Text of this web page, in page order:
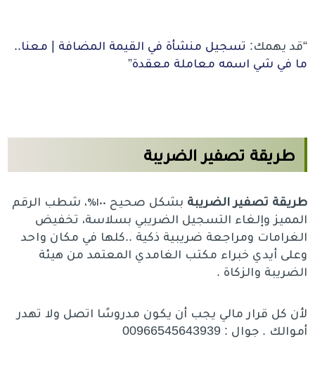
“قد يهمك: تسجيل منشأة في القيمة المضافة | معنا..
ما في شي اسمه معاملة معقدة”
طريقة تصفير الضريبة
طريقة تصفير الضريبة
بشكل صحيح ١٠٠٪، شطب الرقم
المميز وإلغاء التسجيل الضريبي بسلاسة، تخفيض
الغرامات ومراجعة ضريبية ذكية ..كلها في مكان واحد
وعلى أيدي خبراء مكتب الغامدي المعتمد من هيئة
الضريبة والزكاة .
لأن كل قرار مالي يجب أن يكون مدروسًا اتصل ولا تهدر
أموالك . جوال : 00966545643939